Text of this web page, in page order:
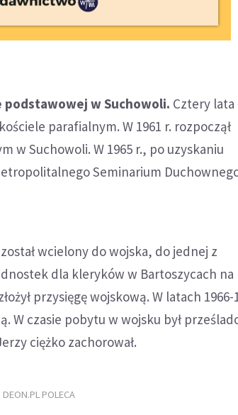
podstawowej w Suchowoli. Cztery lata
parafialnym. W 1961 r. rozpoczął
w Suchowoli. W 1965 r., po uzyskaniu
Seminarium
wcielony do wojska, do jednej z
dla kleryków w Bartoszycach na
przysięgę wojskową. W latach 1966-
W czasie pobytu w wojsku był
ciężko zachorował.
DEON.PL POLECA